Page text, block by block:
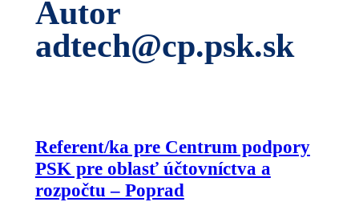
Autor
adtech@cp.psk.sk
Referent/ka pre Centrum podpory
PSK pre oblasť účtovníctva a
rozpočtu – Poprad